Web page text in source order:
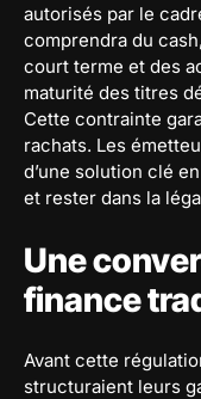
autorisés par le
comprendra du
court terme et des
maturité des titres
Cette contrainte
rachats. Les
d’une solution clé
et rester dans la
Une
finance
Avant cette
structuraient leurs